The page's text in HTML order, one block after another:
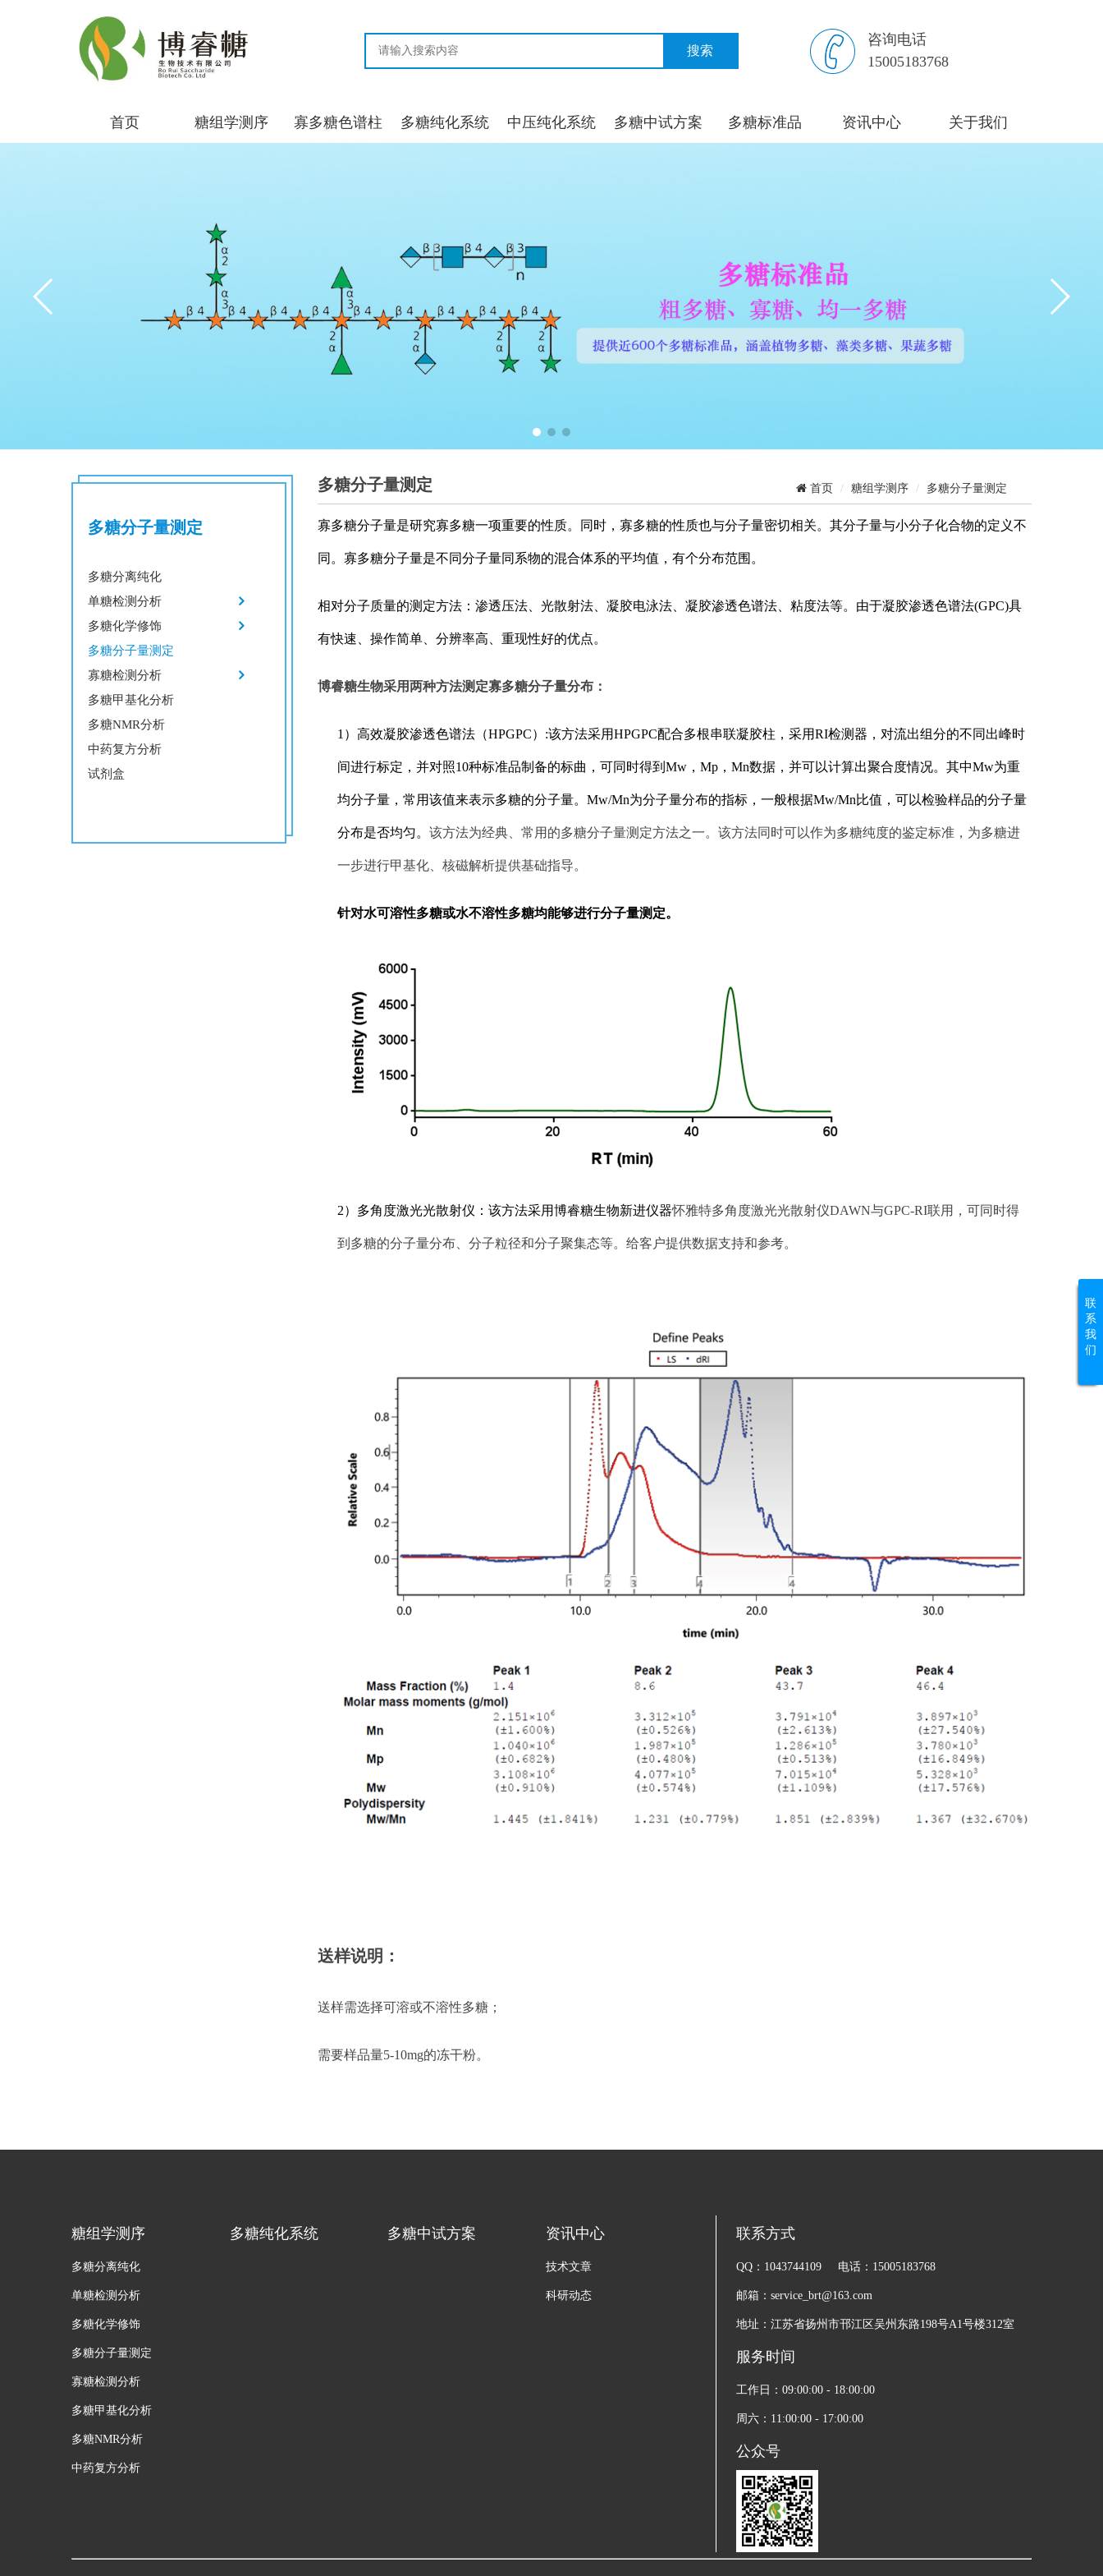
搜索
咨询电话
15005183768
首页 糖组学测序 寡多糖色谱柱 多糖纯化系统 中压纯化系统 多糖中试方案 多糖标准品 资讯中心 关于我们
多糖分子量测定
多糖分离纯化
单糖检测分析
多糖化学修饰
多糖分子量测定
寡糖检测分析
多糖甲基化分析
多糖NMR分析
中药复方分析
试剂盒
多糖分子量测定 首页 糖组学测序 多糖分子量测定
寡多糖分子量是研究寡多糖一项重要的性质。同时，寡多糖的性质也与分子量密切相关。其分子量与小分子化合物的定义不
同。寡多糖分子量是不同分子量同系物的混合体系的平均值，有个分布范围。
相对分子质量的测定方法：渗透压法、光散射法、凝胶电泳法、凝胶渗透色谱法、粘度法等。由于凝胶渗透色谱法(GPC)具
有快速、操作简单、分辨率高、重现性好的优点。
博睿糖生物采用两种方法测定寡多糖分子量分布：
1）高效凝胶渗透色谱法（HPGPC）:该方法采用HPGPC配合多根串联凝胶柱，采用RI检测器，对流出组分的不同出峰时
间进行标定，并对照10种标准品制备的标曲，可同时得到Mw，Mp，Mn数据，并可以计算出聚合度情况。其中Mw为重
均分子量，常用该值来表示多糖的分子量。Mw/Mn为分子量分布的指标，一般根据Mw/Mn比值，可以检验样品的分子量
分布是否均匀。 该方法为经典、常用的多糖分子量测定方法之一。该方法同时可以作为多糖纯度的鉴定标准，为多糖进
一步进行甲基化、核磁解析提供基础指导。
针对水可溶性多糖或水不溶性多糖均能够进行分子量测定。
2）多角度激光光散射仪：该方法采用博睿糖生物新进仪器怀雅特多角度激光光散射仪DAWN与GPC-RI联用，可同时得
到多糖的分子量分布、分子粒径和分子聚集态等。给客户提供数据支持和参考。
送样说明：
送样需选择可溶或不溶性多糖；
需要样品量5-10mg的冻干粉。
糖组学测序
多糖分离纯化
单糖检测分析
多糖化学修饰
多糖分子量测定
寡糖检测分析
多糖甲基化分析
多糖NMR分析
中药复方分析
多糖纯化系统 多糖中试方案 资讯中心
技术文章
科研动态
联系方式
QQ：1043744109 电话：15005183768
邮箱：service_brt@163.com
地址：江苏省扬州市邗江区吴州东路198号A1号楼312室
服务时间
工作日：09:00:00 - 18:00:00
周六：11:00:00 - 17:00:00
公众号
联
系
我
们